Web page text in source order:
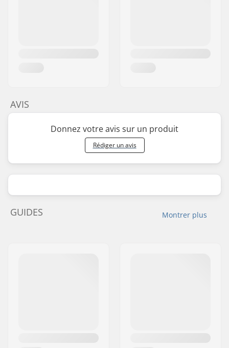
AVIS
Donnez votre avis sur un produit
Rédiger un avis
Montrer plus
GUIDES